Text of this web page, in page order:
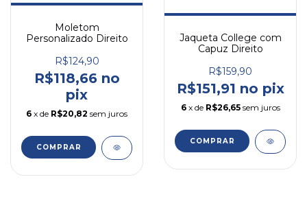
Moletom
Personalizado Direito
R$124,90
R$118,66 no
pix
6 x de R$20,82 sem juros
COMPRAR
Jaqueta College com
Capuz Direito
R$159,90
R$151,91 no pix
6 x de R$26,65 sem juros
COMPRAR